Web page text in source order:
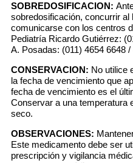
SOBREDOSIFICACION:
sobredosificación, concurrir
comunicarse con los centros
Pediatría Ricardo Gutiérrez:
A. Posadas: (011) 4654 6648 /
CONSERVACION: No utilice
la fecha de vencimiento que
fecha de vencimiento es el
Conservar a una temperatura
seco.
OBSERVACIONES:
Este medicamento debe ser
prescripción y vigilancia